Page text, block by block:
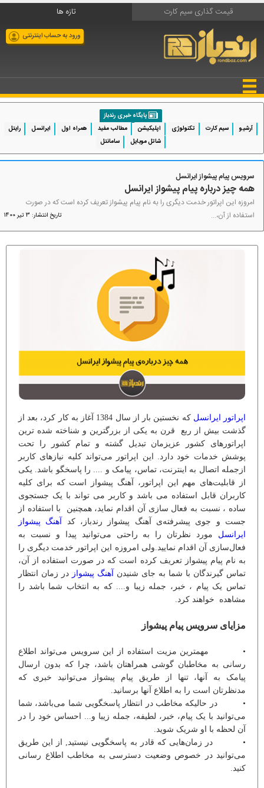
قیمت گذاری سیم کارت تازه ها
ورود به حساب اینترنتی
پایگاه خبری رندباز
آرشیو
سیم کارت تکنولوژی اپلیکیشن مطالب مفید همراه اول ایرانسل
رایتل
شاتل موبایل
سامانتل
سرویس پیام پیشواز ایرانسل
همه چیز درباره پیام پیشواز ایرانسل
امروزه این اپراتور خدمت دیگری را به نام پیام پیشواز تعریف کرده است که در صورت
استفاده از آن،...
تاریخ انتشار: 3 تیر 1400
اپراتور ایرانسل
که نخستین بار از سال 1384 آغاز به کار کرد، بعد از
گذشت بیش از ربع قرن به یکی از بزرگترین و شناخته شده ترین
اپراتورهای کشور عزیزمان تبدیل گشته و تمام کشور را تحت
پوشش خدمات خود دارد. این اپراتور می‌تواند کلیه نیازهای کاربر
ازجمله اتصال به اینترنت، تماس، پیامک و .... را پاسخگو باشد. یکی
از قابلیت‌های مهم این اپراتور، آهنگ پیشواز است که برای کلیه
کاربران قابل استفاده می باشد و کاربر می تواند با یک جستجوی
ساده ، نسبت به فعال سازی آن اقدام نماید، همچنین با استفاده از
جست و جوی پیشرفته‌ی آهنگ پیشواز رندباز، کد آهنگ پیشواز
ایرانسل مورد نظرتان را به راحتی می‌توانید پیدا و نسبت به
فعال‌سازی آن اقدام نمایید.ولی امروزه این اپراتور خدمت دیگری را
به نام پیام پیشواز تعریف کرده است که در صورت استفاده از آن،
تماس گیرندگان با شما به جای شنیدن آهنگ پیشواز در زمان انتظار
تماس یک پیام ، خبر، جمله زیبا و.... که به انتخاب شما باشد را
مشاهده خواهند کرد.
مزایای سرویس پیام پیشواز
• مهمترین مزیت استفاده از این سرویس می‌تواند اطلاع
رسانی به مخاطبان گوشی همراهتان باشد، چرا که بدون ارسال
پیامک به آنها، تنها از طریق پیام پیشواز می‌توانید خبری که
مدنظرتان است را به اطلاع آنها برسانید.
• در حالیکه مخاطب در انتظار پاسخگویی شما می‌باشد، شما
می‌توانید با یک پیام، خبر، لطیفه، جمله زیبا و... احساس خود را در
آن لحظه با او شریک شوید.
• در زمان‌هایی که قادر به پاسخگویی نیستید, از این طریق
می‌توانید در خصوص وضعیت دسترسی به مخاطب اطلاع رسانی
کنید.